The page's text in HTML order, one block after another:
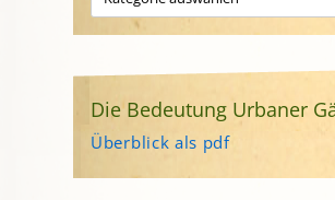
Die Bedeutung Urbaner
Überblick als pdf